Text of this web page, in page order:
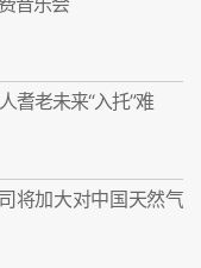
耆老未来“入托”难
将加大对中国天然气